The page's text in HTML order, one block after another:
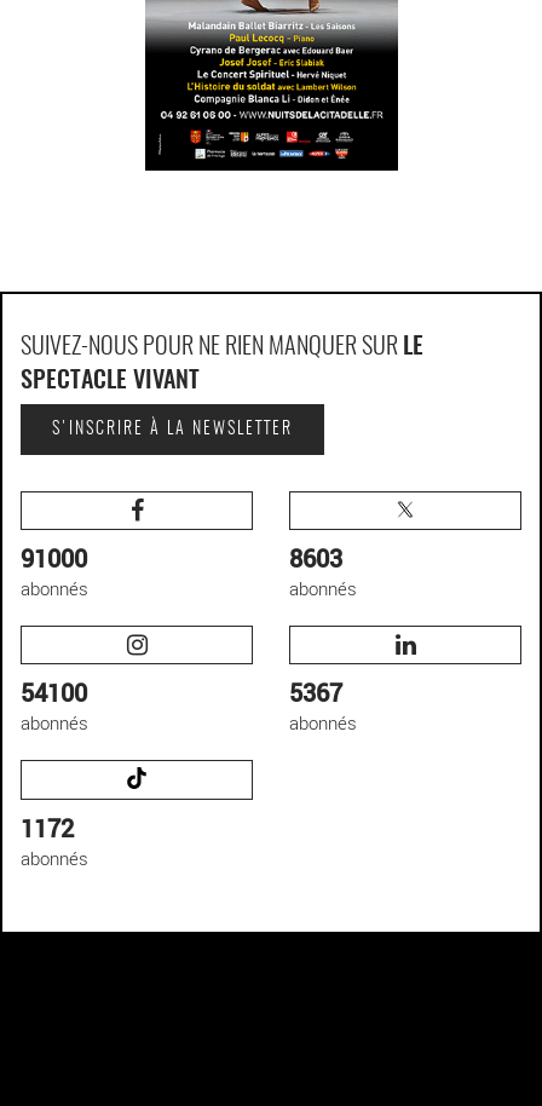
SUIVEZ-NOUS POUR NE RIEN MANQUER SUR LE
SPECTACLE VIVANT
S'INSCRIRE À LA NEWSLETTER
91000
abonnés
8603
abonnés
54100
abonnés
5367
abonnés
1172
abonnés